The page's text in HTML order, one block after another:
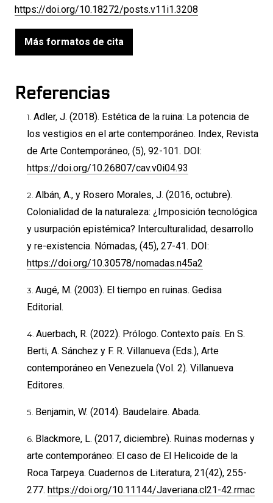
https://doi.org/10.18272/posts.v11i1.3208
Más formatos de cita
Referencias
Adler, J. (2018). Estética de la ruina: La potencia de
los vestigios en el arte contemporáneo. Index, Revista
de Arte Contemporáneo, (5), 92-101. DOI:
https://doi.org/10.26807/cav.v0i04.93
Albán, A., y Rosero Morales, J. (2016, octubre).
Colonialidad de la naturaleza: ¿Imposición tecnológica
y usurpación epistémica? Interculturalidad, desarrollo
y re-existencia. Nómadas, (45), 27-41. DOI:
https://doi.org/10.30578/nomadas.n45a2
Augé, M. (2003). El tiempo en ruinas. Gedisa
Editorial.
Auerbach, R. (2022). Prólogo. Contexto país. En S.
Berti, A. Sánchez y F. R. Villanueva (Eds.), Arte
contemporáneo en Venezuela (Vol. 2). Villanueva
Editores.
Benjamin, W. (2014). Baudelaire. Abada.
Blackmore, L. (2017, diciembre). Ruinas modernas y
arte contemporáneo: El caso de El Helicoide de la
Roca Tarpeya. Cuadernos de Literatura, 21(42), 255-
277. https://doi.org/10.11144/Javeriana.cl21-42.rmac